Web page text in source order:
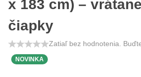
x 183 cm) –
čiapky
Zatiaľ bez hodnotenia.
NOVINKA